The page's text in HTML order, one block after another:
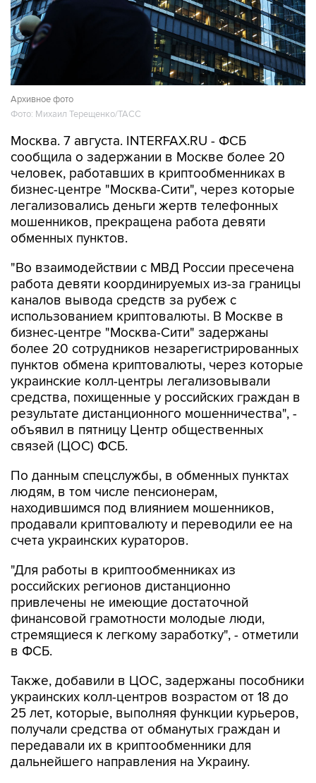
Архивное фото
Фото: Михаил Терещенко/ТАСС
Москва. 7 августа. INTERFAX.RU - ФСБ
сообщила о задержании в Москве более 20
человек, работавших в криптообменниках в
бизнес-центре "Москва-Сити", через которые
легализовались деньги жертв телефонных
мошенников, прекращена работа девяти
обменных пунктов.
"Во взаимодействии с МВД России пресечена
работа девяти координируемых из-за границы
каналов вывода средств за рубеж с
использованием криптовалюты. В Москве в
бизнес-центре "Москва-Сити" задержаны
более 20 сотрудников незарегистрированных
пунктов обмена криптовалюты, через которые
украинские колл-центры легализовывали
средства, похищенные у российских граждан в
результате дистанционного мошенничества", -
объявил в пятницу Центр общественных
связей (ЦОС) ФСБ.
По данным спецслужбы, в обменных пунктах
людям, в том числе пенсионерам,
находившимся под влиянием мошенников,
продавали криптовалюту и переводили ее на
счета украинских кураторов.
"Для работы в криптообменниках из
российских регионов дистанционно
привлечены не имеющие достаточной
финансовой грамотности молодые люди,
стремящиеся к легкому заработку", - отметили
в ФСБ.
Также, добавили в ЦОС, задержаны пособники
украинских колл-центров возрастом от 18 до
25 лет, которые, выполняя функции курьеров,
получали средства от обманутых граждан и
передавали их в криптообменники для
дальнейшего направления на Украину.